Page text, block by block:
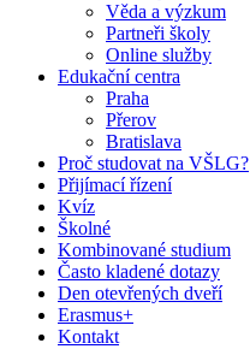
Věda a výzkum
Partneři školy
Online služby
Edukační centra
Praha
Přerov
Bratislava
Proč studovat na VŠLG?
Přijímací řízení
Kvíz
Školné
Kombinované studium
Často kladené dotazy
Den otevřených dveří
Erasmus+
Kontakt